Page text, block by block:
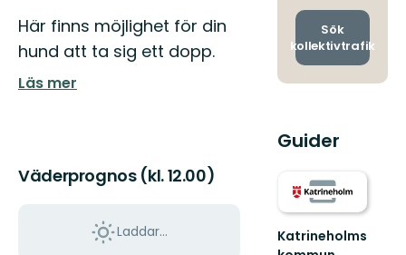
Beskrivning
Här finns möjlighet för din
hund att ta sig ett dopp.
Läs mer
Väderprognos (kl. 12.00)
Laddar...
och
Sök
kollektivtrafik
Guider
Katrineholms